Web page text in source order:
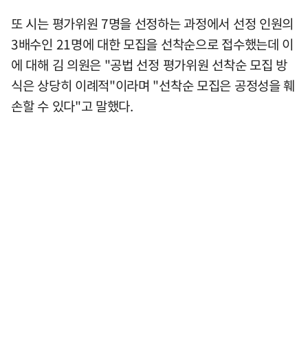
또 시는 평가위원 7명을 선정하는 과정에서 선정 인원의
3배수인 21명에 대한 모집을 선착순으로 접수했는데 이
에 대해 김 의원은 "공법 선정 평가위원 선착순 모집 방
식은 상당히 이례적"이라며 "선착순 모집은 공정성을 훼
손할 수 있다"고 말했다.